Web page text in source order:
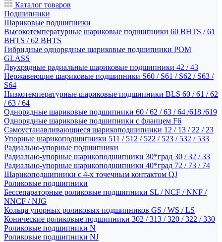
Каталог товаров
Подшипники
Шариковые подшипники
Высокотемпературные шариковые подшипники 60 BHTS / 61
BHTS / 62 BHTS
Гибридные однорядные шариковые подшипники POM
GLASS
Двухрядные радиальные шариковые подшипники 42 / 43
Нержавеющие шариковые подшипники S60 / S61 / S62 / S63 /
S64
Низкотемпературные шариковые подшипники BLS 60 / 61 / 62
/ 63 / 64
Однорядные шариковые подшипники 60 / 62 / 63 / 64 /618 /619
Однорядные шариковые подшипники с фланцем F6
Самоустанавливающиеся шарикоподшипники 12 / 13 / 22 / 23
Упорные шарикоподшипники 511 / 512 / 522 / 523 / 532 / 533
Радиально-упорные подшипники
Радиально-упорные шарикоподшипники 30*град 30 / 32 / 33
Радиально-упорные шарикоподшипники 40*град 72 / 73 / 74
Шарикоподшипники с 4-х точечным контактом QJ
Роликовые подшипники
Бессепараторные роликовые подшипники SL / NCF / NNF /
NNCF / NJG
Кольца упорных роликовых подшипников GS / WS / LS
Конические роликовые подшипники 302 / 313 / 320 / 322 / 330
Роликовые подшипники N
Роликовые подшипники NJ